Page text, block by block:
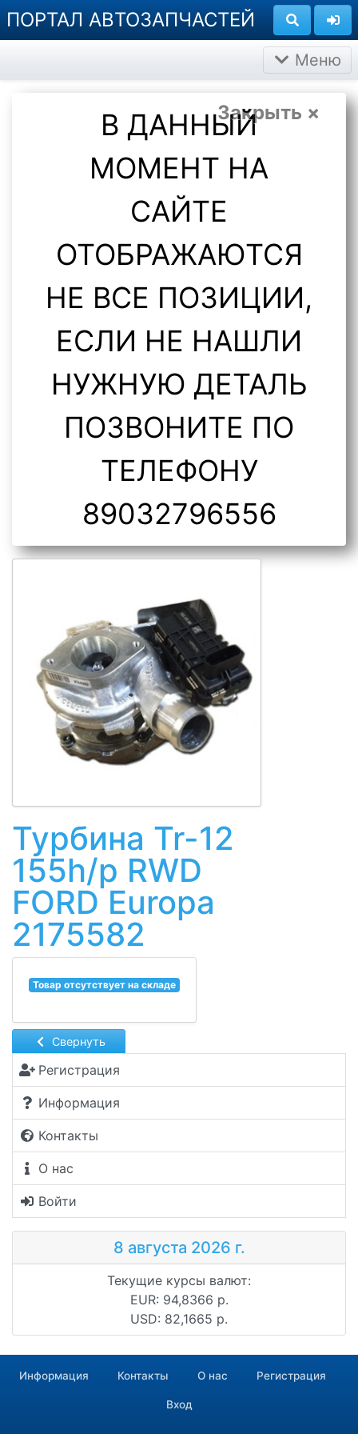
ПОРТАЛ АВТОЗАПЧАСТЕЙ
Меню
Закрыть ×
В ДАННЫЙ
МОМЕНТ НА
САЙТЕ
ОТОБРАЖАЮТСЯ
НЕ ВСЕ ПОЗИЦИИ,
ЕСЛИ НЕ НАШЛИ
НУЖНУЮ ДЕТАЛЬ
ПОЗВОНИТЕ ПО
ТЕЛЕФОНУ
89032796556
Свернуть
Регистрация
Информация
Контакты
О нас
Войти
8 августа 2026 г.
Текущие курсы валют:
EUR: 94,8366 р.
USD: 82,1665 р.
Турбина Tr-12
155h/p RWD
FORD Europa
2175582
Товар отсутствует на складе
Информация Контакты О нас Регистрация
Вход